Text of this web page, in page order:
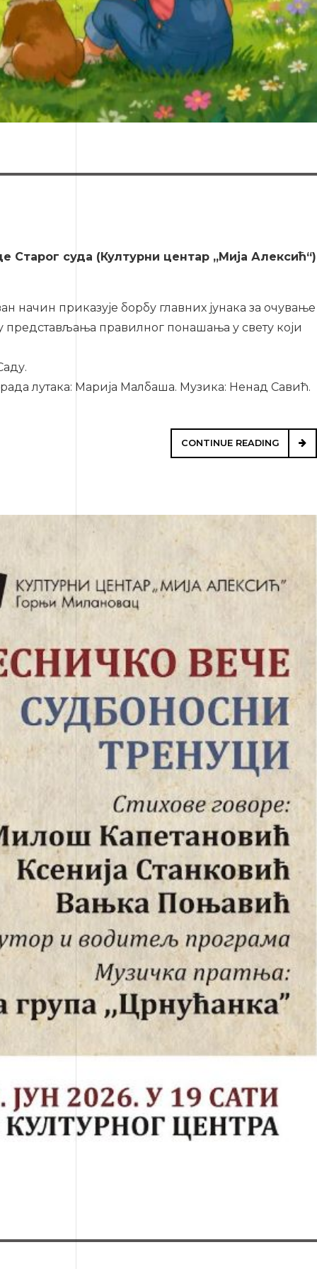
Старог суда (Културни центар „Мија Алексић“)
начин приказује борбу главних јунака за очување
представљања правилног понашања у свету који
лутака: Марија Малбаша. Музика: Ненад Савић.
CONTINUE READING